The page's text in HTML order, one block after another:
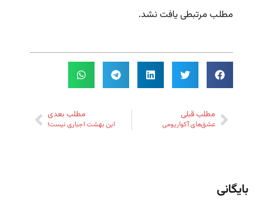
مطلب مرتبطی یافت نشد.
مطلب قبلی
عشق‌های آکواریومی
مطلب بعدی
این بهشت اجباری نیست!
بایگانی